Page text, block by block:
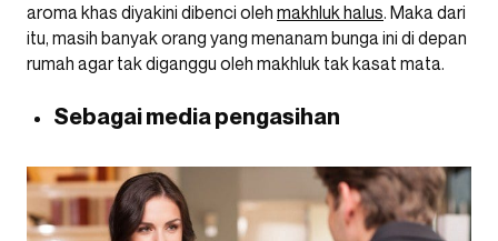
aroma khas diyakini dibenci oleh makhluk halus. Maka dari
itu, masih banyak orang yang menanam bunga ini di depan
rumah agar tak diganggu oleh makhluk tak kasat mata.
Sebagai media pengasihan